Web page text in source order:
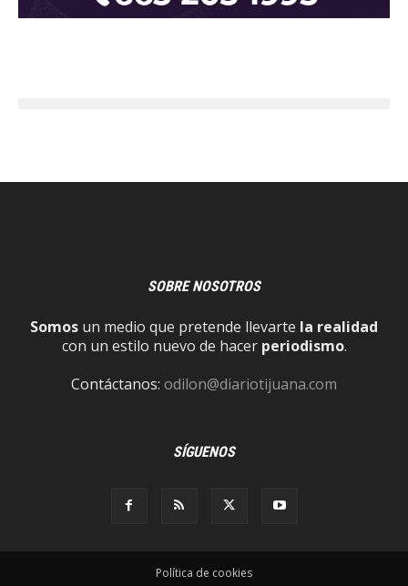
SOBRE NOSOTROS
Somos un medio que pretende llevarte la realidad
con un estilo nuevo de hacer periodismo.
Contáctanos: odilon@diariotijuana.com
SÍGUENOS
Política de cookies